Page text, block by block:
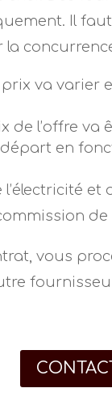
Il
la
prix va
de l’offre
en
l’électricité
de
vous